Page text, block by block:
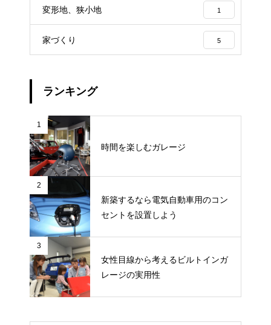
変形地、狭小地 1
家づくり 5
ランキング
1
時間を楽しむガレージ
2
新築するなら電気自動車用のコン
セントを設置しよう
3
女性目線から考えるビルトインガ
レージの実用性